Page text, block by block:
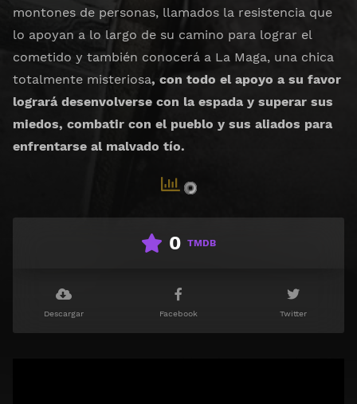
montones de personas, llamados la resistencia que
lo apoyan a lo largo de su camino para lograr el
cometido y también conocerá a La Maga, una chica
totalmente misteriosa, con todo el apoyo a su favor
logrará desenvolverse con la espada y superar sus
miedos, combatir con el pueblo y sus aliados para
enfrentarse al malvado tío.
0 TMDB
Descargar Facebook Twitter